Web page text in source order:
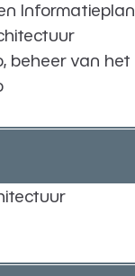
Informatieplan
beheer van het